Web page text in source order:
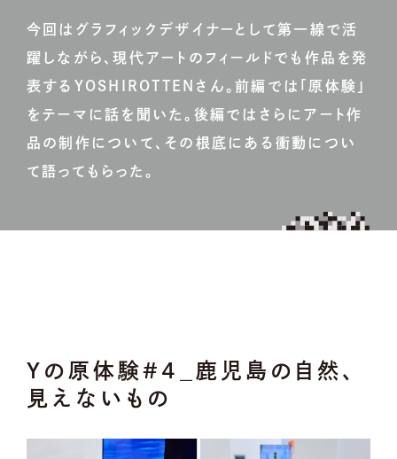
今回はグラフィックデザイナーとして第一線で活
躍しながら、現代アートのフィールドでも作品を発
表するYOSHIROTTENさん。前編では「原体験」
をテーマに話を聞いた。後編ではさらにアート作
品の制作について、その根底にある衝動につい
て語ってもらった。
Yの原体験#4_鹿児島の自然、
見えないもの